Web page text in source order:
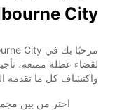
City
واكتشاف كل ما تقدمه
اختر من بين